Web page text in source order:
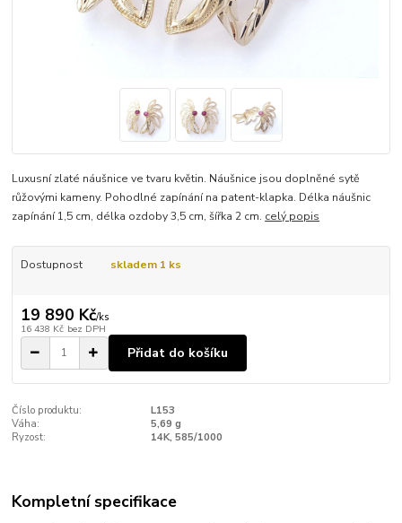
Luxusní zlaté náušnice ve tvaru květin. Náušnice jsou doplněné sytě
růžovými kameny. Pohodlné zapínání na patent-klapka. Délka náušnic
zapínání 1,5 cm, délka ozdoby 3,5 cm, šířka 2 cm. celý popis
Dostupnost skladem 1 ks
19 890 Kč/ks
16 438 Kč bez DPH
Přidat do košíku
Číslo produktu:
L153
Váha:
5,69 g
Ryzost:
14K, 585/1000
Kompletní specifikace